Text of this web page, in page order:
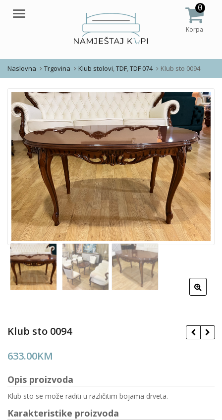
Meni
0
Korpa
Naslovna Trgovina Klub stolovi,TDF,TDF 074 Klub sto 0094
Klub sto 0094
633.00KM
Opis proizvoda
Klub sto se može raditi u različitim bojama drveta.
Karakteristike proizvoda